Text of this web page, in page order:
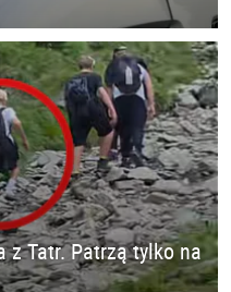
z Tatr. Patrzą tylko na